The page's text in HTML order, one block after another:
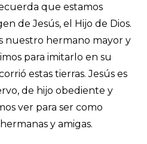
que estamos
de Jesús, el Hijo de Dios.
nuestro hermano mayor y
para imitarlo en su
estas tierras. Jesús es
de hijo obediente y
ver para ser como
y amigas.